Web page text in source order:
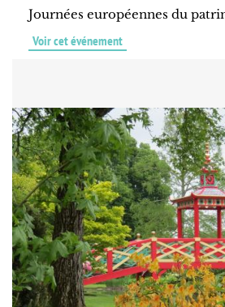
Journées européennes du
Voir cet événement